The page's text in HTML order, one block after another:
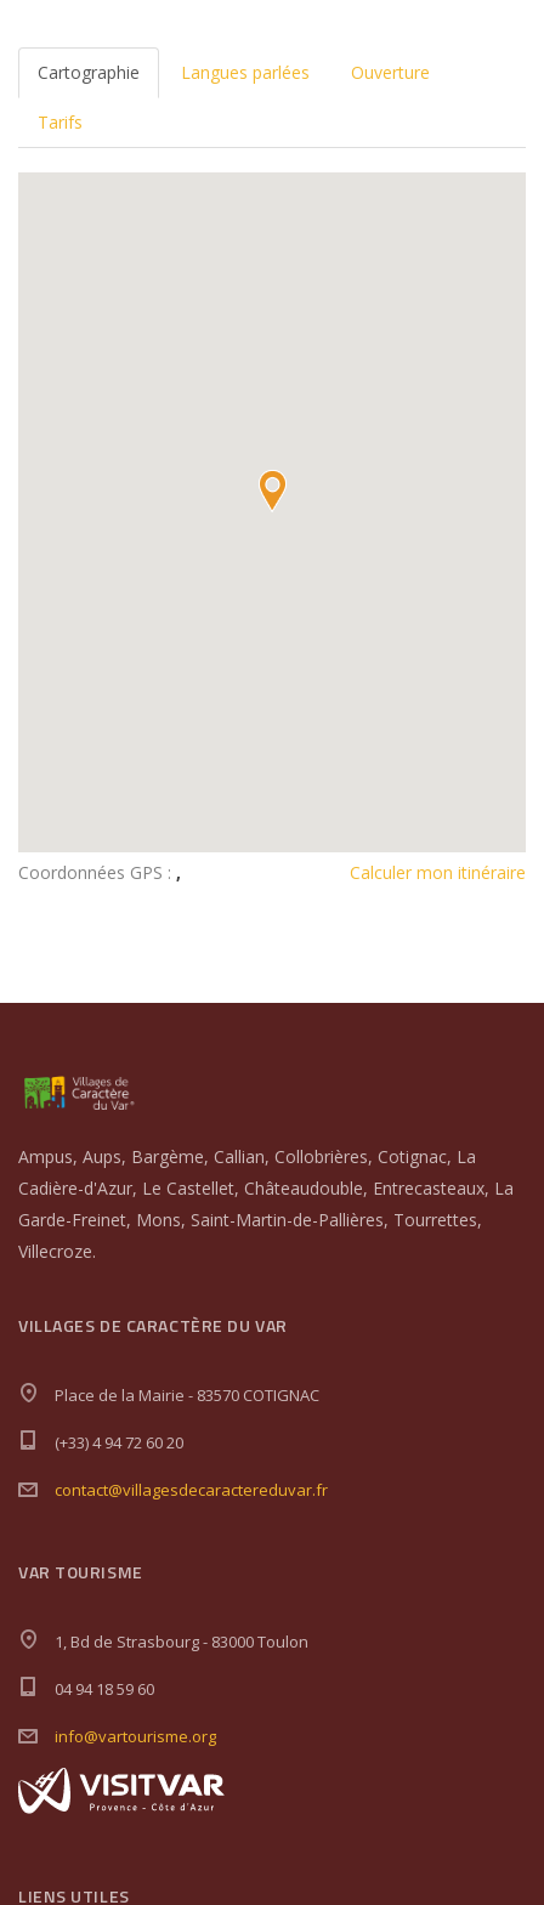
Cartographie Langues parlées Ouverture
Tarifs
Coordonnées GPS : , Calculer mon itinéraire
Ampus, Aups, Bargème, Callian, Collobrières, Cotignac, La
Cadière-d'Azur, Le Castellet, Châteaudouble, Entrecasteaux, La
Garde-Freinet, Mons, Saint-Martin-de-Pallières, Tourrettes,
Villecroze.
VILLAGES DE CARACTÈRE DU VAR
Place de la Mairie - 83570 COTIGNAC
(+33) 4 94 72 60 20
contact@villagesdecaractereduvar.fr
VAR TOURISME
1, Bd de Strasbourg - 83000 Toulon
04 94 18 59 60
info@vartourisme.org
LIENS UTILES